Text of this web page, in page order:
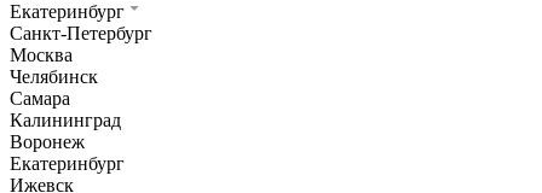
Екатеринбург
Санкт-Петербург
Москва
Челябинск
Самара
Калининград
Воронеж
Екатеринбург
Ижевск